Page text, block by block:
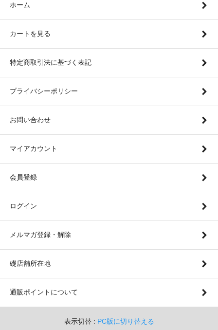
ホーム
カートを見る
特定商取引法に基づく表記
プライバシーポリシー
お問い合わせ
マイアカウント
会員登録
ログイン
メルマガ登録・解除
礎店舗所在地
通販ポイントについて
表示切替 : PC版に切り替える